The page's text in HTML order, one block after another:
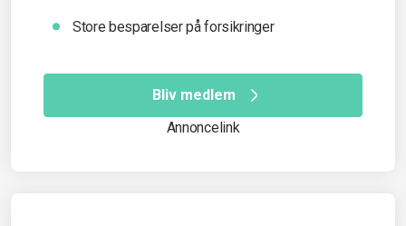
Store besparelser på forsikringer
Bliv medlem
Annoncelink